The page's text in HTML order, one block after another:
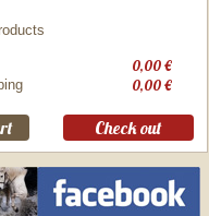
0,00 €
0,00 €
Check out